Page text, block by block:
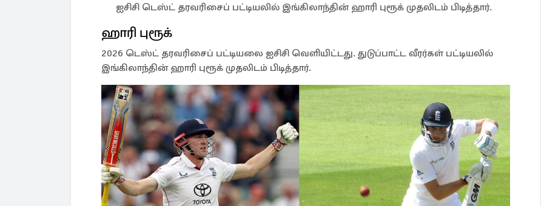
ஐசிசி டெஸ்ட் தரவரிசைப் பட்டியலில் இங்கிலாந்தின் ஹாரி புரூக் முதலிடம் பிடித்தார்.
ஹாரி புரூக்
2026 டெஸ்ட் தரவரிசைப் பட்டியலை ஐசிசி வெளியிட்டது. துடுப்பாட்ட வீரர்கள் பட்டியலில்
இங்கிலாந்தின் ஹாரி புரூக் முதலிடம் பிடித்தார்.